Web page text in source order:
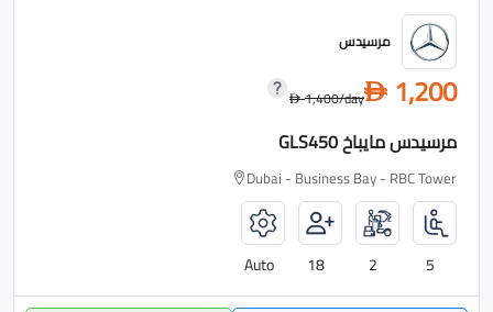
مرسيدس
D 1,200
D1,400/day
مرسيدس مايباخ GLS450
Dubai - Business Bay - RBC Tower
5
2
18
Auto